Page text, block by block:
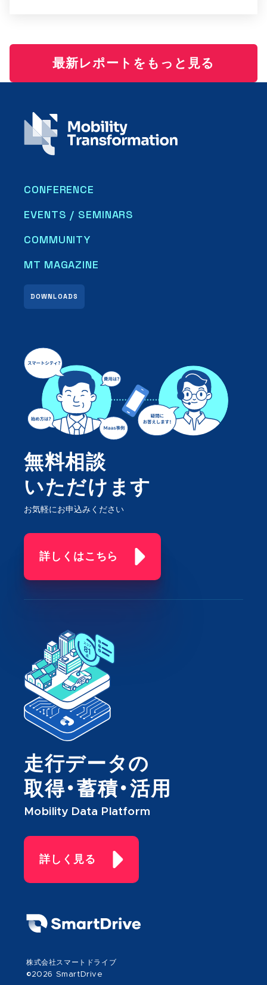
最新レポートをもっと見る
CONFERENCE
EVENTS / SEMINARS
COMMUNITY
DOWNLOADS
MT MAGAZINE
無料相談
いただけます
お気軽にお申込みください
詳しくはこちら
走行データの
取得・蓄積・活用
Mobility Data Platform
詳しく見る
株式会社スマートドライブ
©2026 SmartDrive